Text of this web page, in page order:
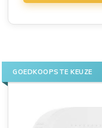
GOEDKOOPSTE KEUZE